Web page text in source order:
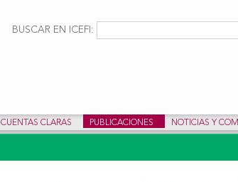
contenido
Formulario de búsqueda
BUSCAR EN ICEFI:
CUENTAS CLARAS PUBLICACIONES NOTICIAS Y